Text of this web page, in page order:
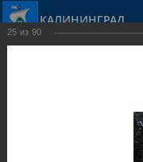
КАЛИНИНГРАД
25 из 90